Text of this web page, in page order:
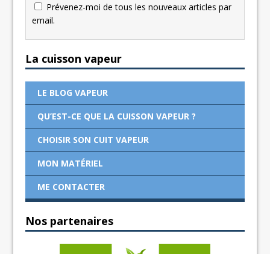
Prévenez-moi de tous les nouveaux articles par
email.
La cuisson vapeur
LE BLOG VAPEUR
QU’EST-CE QUE LA CUISSON VAPEUR ?
CHOISIR SON CUIT VAPEUR
MON MATÉRIEL
ME CONTACTER
Nos partenaires